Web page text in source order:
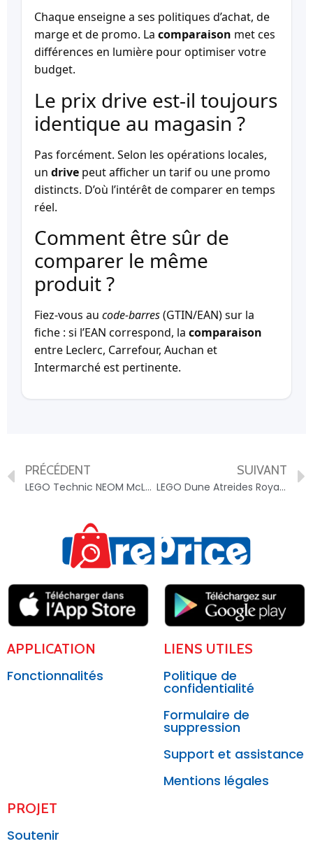
Chaque enseigne a ses politiques d’achat, de
marge et de promo. La comparaison met ces
différences en lumière pour optimiser votre
budget.
Le prix drive est-il toujours
identique au magasin ?
Pas forcément. Selon les opérations locales,
un drive peut afficher un tarif ou une promo
distincts. D’où l’intérêt de comparer en temps
réel.
Comment être sûr de
comparer le même
produit ?
Fiez-vous au code-barres(GTIN/EAN) sur la
fiche : si l’EAN correspond, la comparaison
entre Leclerc, Carrefour, Auchan et
Intermarché est pertinente.
PRÉCÉDENT
LEGO Technic NEOM McLaren Extreme E Race Car 42166 LEGO – 5702017583518
SUIVANT
LEGO Dune Atreides Royal Ornithopter LEGO – 5702017583471
APPLICATION
Fonctionnalités
LIENS UTILES
Politique de
confidentialité
Formulaire de
suppression
Support et assistance
Mentions légales
PROJET
Soutenir